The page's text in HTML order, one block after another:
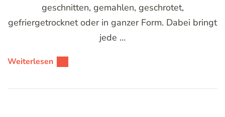
geschnitten, gemahlen, geschrotet,
gefriergetrocknet oder in ganzer Form. Dabei bringt
jede …
Weiterlesen